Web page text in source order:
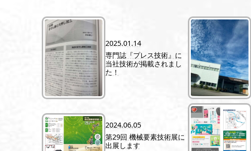
2025.01.14
専門誌『プレス技術』に
当社技術が掲載されまし
た！
2024.06.05
第29回 機械要素技術展に
出展します